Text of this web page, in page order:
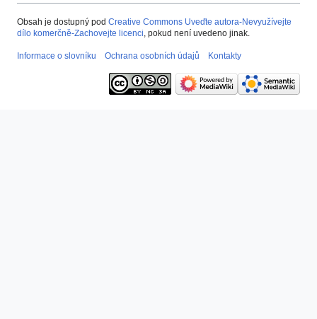
Obsah je dostupný pod Creative Commons Uveďte autora-Nevyužívejte
dílo komerčně-Zachovejte licenci, pokud není uvedeno jinak.
Informace o slovníku Ochrana osobních údajů Kontakty